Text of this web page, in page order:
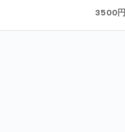
3500円